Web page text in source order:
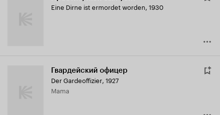
Eine Dirne ist ermordet worden, 1930
Гвардейский офицер
Der Gardeoffizier, 1927
Mama